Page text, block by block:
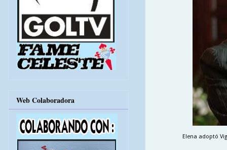
Elena adoptó
Web Colaboradora